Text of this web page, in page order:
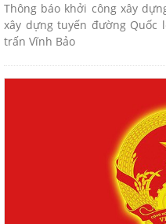
Thông báo khởi công xây
xây dựng tuyến đường Quốc
trấn Vĩnh Bảo